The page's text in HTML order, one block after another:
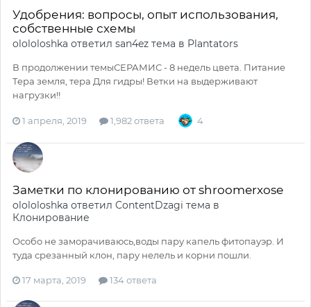
Удобрения: вопросы, опыт использования,
собственные схемы
olololoshka ответил san4ez тема в Plantators
В продолжении темыСЕРАМИС - 8 недель цвета. Питание
Тера земля, тера Для гидры! Ветки на выдерживают
нагрузки!!
1 апреля, 2019 1,982 ответа 4
Заметки по клонированию от shroomerxose
olololoshka ответил ContentDzagi тема в
Клонирование
Особо не заморачиваюсь,воды пару капель фитопауэр. И
туда срезанный клон, пару нелель и корни пошли.
17 марта, 2019 134 ответа